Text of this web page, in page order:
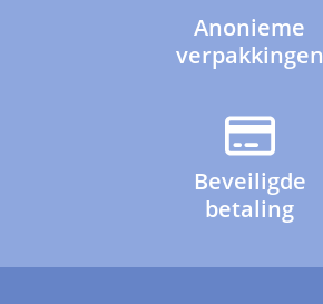
Anonieme
verpakkingen
Beveiligde
betaling